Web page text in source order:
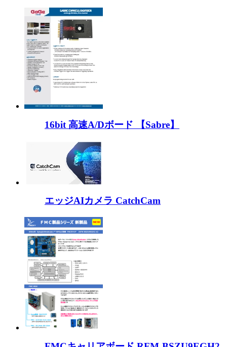
16bit 高速A/Dボード 【Sabre】
エッジAIカメラ CatchCam